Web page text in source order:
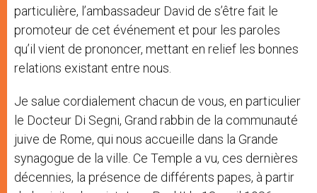
particulière, l’ambassadeur David de s’être fait le
promoteur de cet événement et pour les paroles
qu’il vient de prononcer, mettant en relief les bonnes
relations existant entre nous.
Je salue cordialement chacun de vous, en particulier
le Docteur Di Segni, Grand rabbin de la communauté
juive de Rome, qui nous accueille dans la Grande
synagogue de la ville. Ce Temple a vu, ces dernières
décennies, la présence de différents papes, à partir